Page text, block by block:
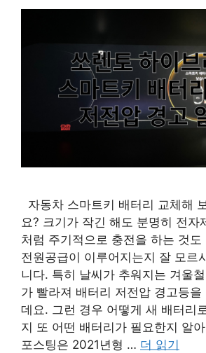
자동차 스마트키 배터리 교체해
요? 크기가 작긴 해도 분명히 전자
처럼 주기적으로 충전을 하는 것도
전원공급이 이루어지는지 잘 모르
니다. 특히 날씨가 추워지는 겨울
가 빨라져 배터리 저전압 경고등
데요. 그런 경우 어떻게 새 배터리
지 또 어떤 배터리가 필요한지 알
포스팅은 2021년형 … 더 읽기